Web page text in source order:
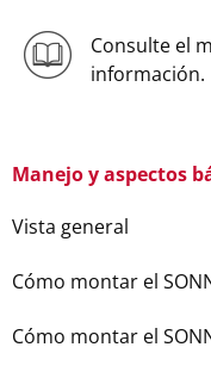
Consulte el
información.
Manejo y aspectos
Vista general
Cómo montar el
Cómo montar el